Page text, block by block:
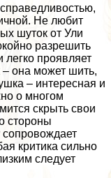
Не любит
шуток от Ули
разрешить
легко проявляет
– она может шить,
– интересная и
о многом
скрыть свои
стороны
критика сильно
следует